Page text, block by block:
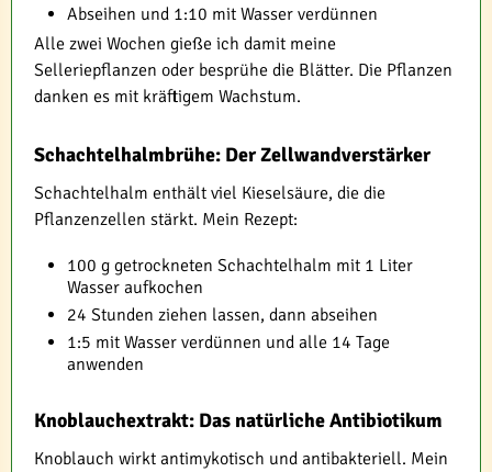
Abseihen und 1:10 mit Wasser verdünnen
Alle zwei Wochen gieße ich damit meine
Selleriepflanzen oder besprühe die Blätter. Die Pflanzen
danken es mit kräftigem Wachstum.
Schachtelhalmbrühe: Der Zellwandverstärker
Schachtelhalm enthält viel Kieselsäure, die die
Pflanzenzellen stärkt. Mein Rezept:
100 g getrockneten Schachtelhalm mit 1 Liter
Wasser aufkochen
24 Stunden ziehen lassen, dann abseihen
1:5 mit Wasser verdünnen und alle 14 Tage
anwenden
Knoblauchextrakt: Das natürliche Antibiotikum
Knoblauch wirkt antimykotisch und antibakteriell. Mein